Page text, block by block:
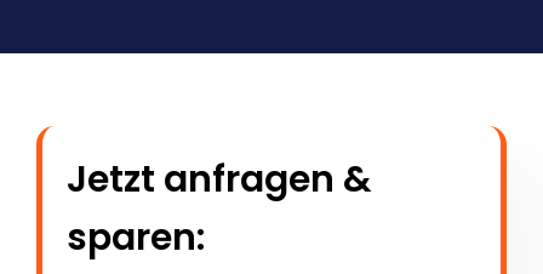
Jetzt anfragen &
sparen: